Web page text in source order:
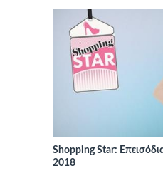
Shopping Star:
2018